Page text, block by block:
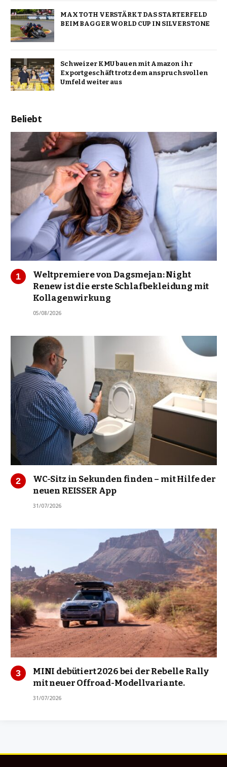
MAX TOTH VERSTÄRKT DAS STARTERFELD
BEIM BAGGER WORLD CUP IN SILVERSTONE
Schweizer KMU bauen mit Amazon ihr
Exportgeschäft trotz dem anspruchsvollen
Umfeld weiter aus
Beliebt
Weltpremiere von Dagsmejan: Night
Renew ist die erste Schlafbekleidung mit
Kollagenwirkung
05/08/2026
WC-Sitz in Sekunden finden – mit Hilfe der
neuen REISSER App
31/07/2026
MINI debütiert 2026 bei der Rebelle Rally
mit neuer Offroad-Modellvariante.
31/07/2026